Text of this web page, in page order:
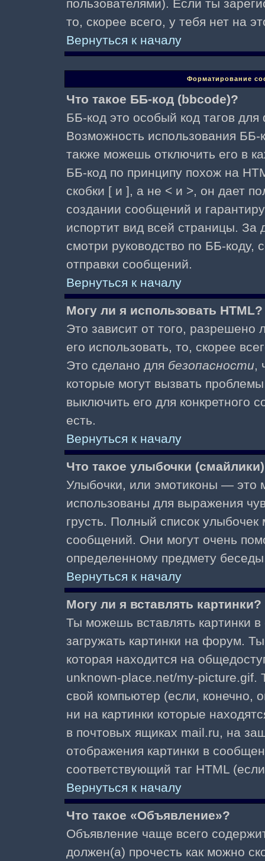
пользователями). Если ты
то, скорее всего, у тебя нет на
Вернуться к началу
Форматирование
Что такое ББ-код (bbcode)?
ББ-код это особый код тагов
Возможность использования
также можешь отключить его в
ББ-код по принципу похож на
скобки [ и ], а не < и >, он дает
создании сообщений и
испортит вид всей страницы.
смотри руководство по ББ-коду,
отправки сообщений.
Вернуться к началу
Могу ли я использовать HTML?
Это зависит от того,
его использовать, то, скорее
Это сделано для безопасности,
которые могут вызвать
выключить его для конкретного
есть.
Вернуться к началу
Что такое улыбочки
Улыбочки, или эмотиконы — это
использованы для выражения
грусть. Полный список
сообщений. Они могут очень
определенному предмету
Вернуться к началу
Могу ли я вставлять картинки?
Ты можешь вставлять картинки
загружать картинки на форум.
которая находится на
unknown-place.net/my-picture.gif.
свой компьютер (если, конечно,
ни на картинки которые
в почтовых ящиках mail.ru, на
отображения картинки в
соответствующий таг HTML
Вернуться к началу
Что такое «Объявление»?
Объявление чаще всего
должен(а) прочесть как можно